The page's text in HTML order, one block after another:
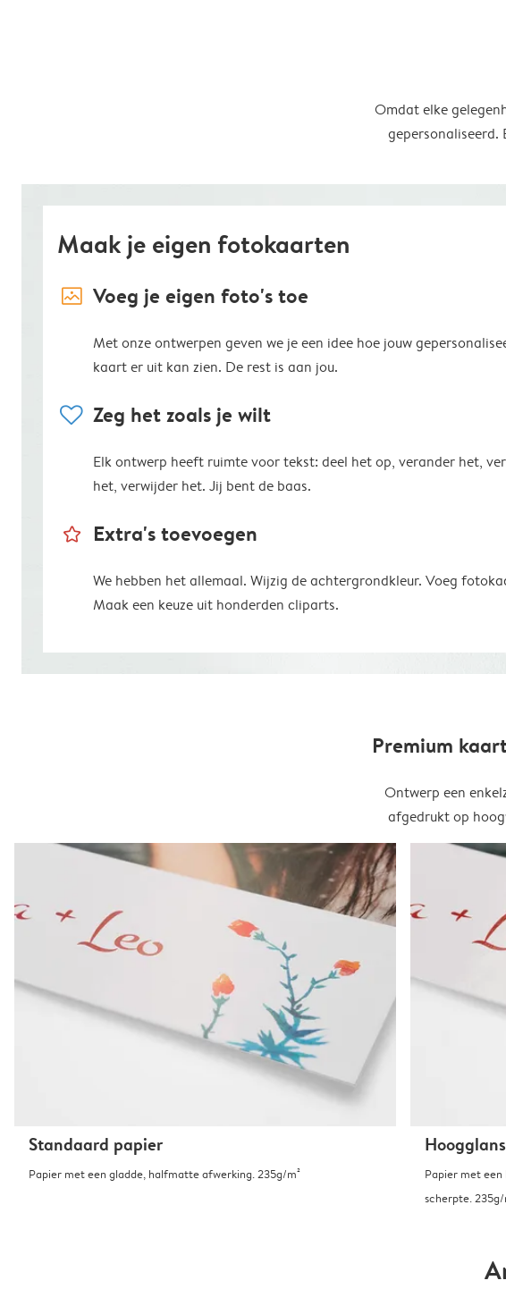
Omdat elke
gepersonaliseerd.
Maak je eigen fotokaarten
image_placeholder Voeg je eigen foto's toe
Met onze ontwerpen geven we je een idee hoe jouw
kaart er uit kan zien. De rest is aan jou.
heart Zeg het zoals je wilt
Elk ontwerp heeft ruimte voor tekst: deel het op, verander het,
het, verwijder het. Jij bent de baas.
star_outline Extra's toevoegen
We hebben het allemaal. Wijzig de achtergrondkleur. Voeg
Maak een keuze uit honderden cliparts.
Premium
Ontwerp een
afgedrukt op
Standaard papier
Papier met een gladde, halfmatte afwerking. 235g/m²
Papier met
scherpte. 235g/